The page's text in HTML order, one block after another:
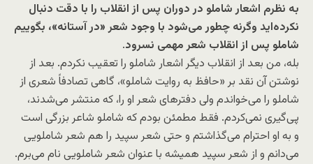
به نظرم اشعار شاملو در دوران پس از انقلاب را با دقت دنبال
نکرده‌اید وگرنه چطور می‌شود با وجود شعر «در آستانه»، بگوییم
شاملو پس از انقلاب شعر مهمی نسرود.
بله، من بعد از انقلاب دیگر اشعار شاملو را تعقیب نکردم. بعد از
نوشتن آن نقد بر «حافظ به روایت شاملو»، گاهی تصادفاً شعری از
شاملو را می‌خواندم ولی دفترهای شعر او را، که منتشر می‌شدند،
پی‌گیری نمی‌کردم. فقط مطمئن بودم که شاملو شاعر بزرگی است
و به او احترام می‌گذاشتم و حتی شعر سپید را هم شعر شاملویی
می‌دانم و از شعر سپید همیشه با عنوان شعر شاملویی نام می‌برم.